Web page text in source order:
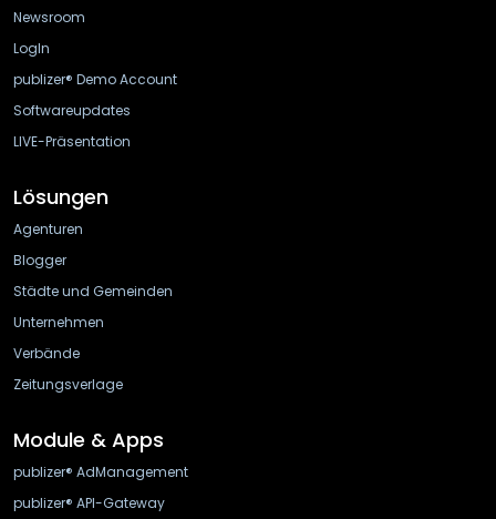
Newsroom
LogIn
publizer® Demo Account
Softwareupdates
LIVE-Präsentation
Lösungen
Agenturen
Blogger
Städte und Gemeinden
Unternehmen
Verbände
Zeitungsverlage
Module & Apps
publizer® AdManagement
publizer® API-Gateway